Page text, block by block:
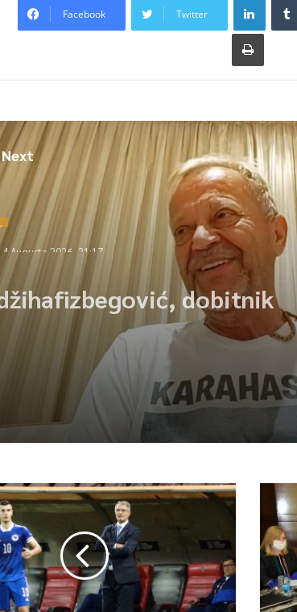
Facebook Twitter
Next
4 Augusta 2026, 21:17
dobitnik
srca Sarajeva: “Ovu
posvećujem svojoj